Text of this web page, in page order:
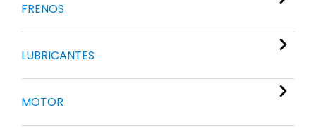
FRENOS
LUBRICANTES
MOTOR